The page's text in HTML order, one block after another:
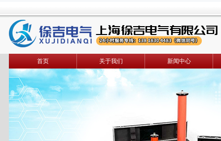
首页 关于我们 新闻中心